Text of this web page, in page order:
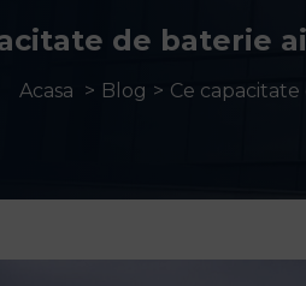
de baterie
Acasa Blog Ce